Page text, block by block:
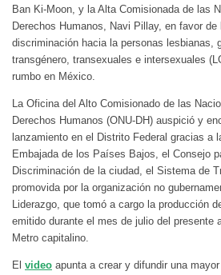
Ban Ki-Moon, y la Alta Comisionada de las
Derechos Humanos, Navi Pillay, en favor
discriminación hacia la personas lesbianas,
transgénero, transexuales e intersexuales
rumbo en México.
La Oficina del Alto Comisionado de las
Derechos Humanos (ONU-DH) auspició y
lanzamiento en el Distrito Federal gracias a
Embajada de los Países Bajos, el Consejo
Discriminación de la ciudad, el Sistema de
promovida por la organización no
Liderazgo, que tomó a cargo la producción
emitido durante el mes de julio del presente
Metro capitalino.
El video apunta a crear y difundir una